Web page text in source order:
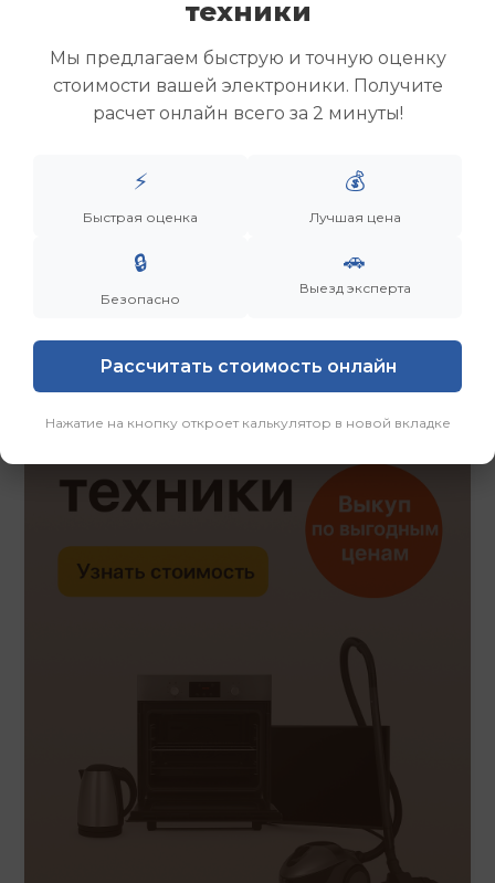
Скупка ноутбуков
Скупка игровых ноутбуков
Скупка рабочих ноутбуков
Скупка старых ноутбуков (б/у)
Скупка роутеров и сетевого оборудования
техники
Мы предлагаем быструю и точную оценку
стоимости вашей электроники. Получите
расчет онлайн всего за 2 минуты!
⚡
Быстрая оценка
💰
Лучшая цена
🔒
Безопасно
🚗
Выезд эксперта
Рассчитать стоимость онлайн
Нажатие на кнопку откроет калькулятор в новой вкладке